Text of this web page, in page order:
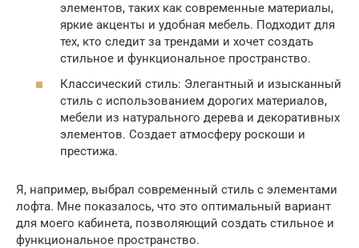
элементов, таких как современные материалы,
яркие акценты и удобная мебель. Подходит для
тех, кто следит за трендами и хочет создать
стильное и функциональное пространство.
Классический стиль: Элегантный и изысканный
стиль с использованием дорогих материалов,
мебели из натурального дерева и декоративных
элементов. Создает атмосферу роскоши и
престижа.
Я, например, выбрал современный стиль с элементами
лофта. Мне показалось, что это оптимальный вариант
для моего кабинета, позволяющий создать стильное и
функциональное пространство.